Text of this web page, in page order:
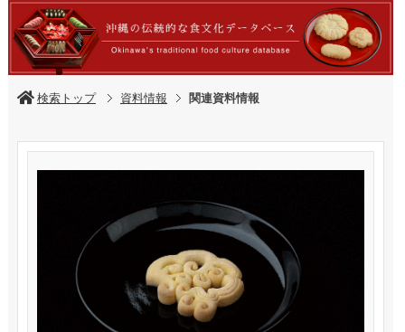
検索トップ 資料情報 関連資料情報